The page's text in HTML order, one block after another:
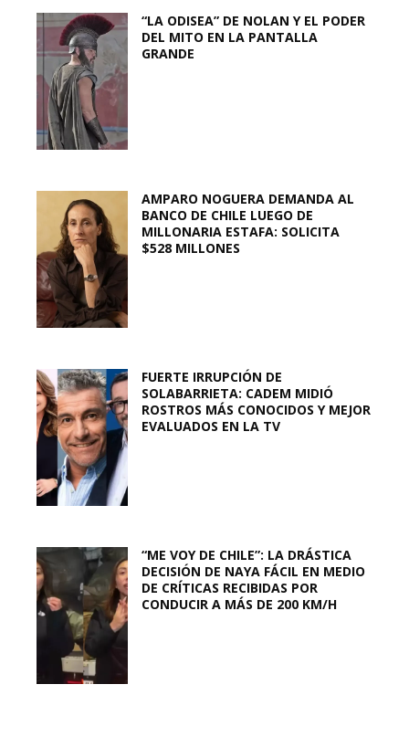
“LA ODISEA” DE NOLAN Y EL PODER
DEL MITO EN LA PANTALLA
GRANDE
AMPARO NOGUERA DEMANDA AL
BANCO DE CHILE LUEGO DE
MILLONARIA ESTAFA: SOLICITA
$528 MILLONES
FUERTE IRRUPCIÓN DE
SOLABARRIETA: CADEM MIDIÓ
ROSTROS MÁS CONOCIDOS Y MEJOR
EVALUADOS EN LA TV
“ME VOY DE CHILE”: LA DRÁSTICA
DECISIÓN DE NAYA FÁCIL EN MEDIO
DE CRÍTICAS RECIBIDAS POR
CONDUCIR A MÁS DE 200 KM/H